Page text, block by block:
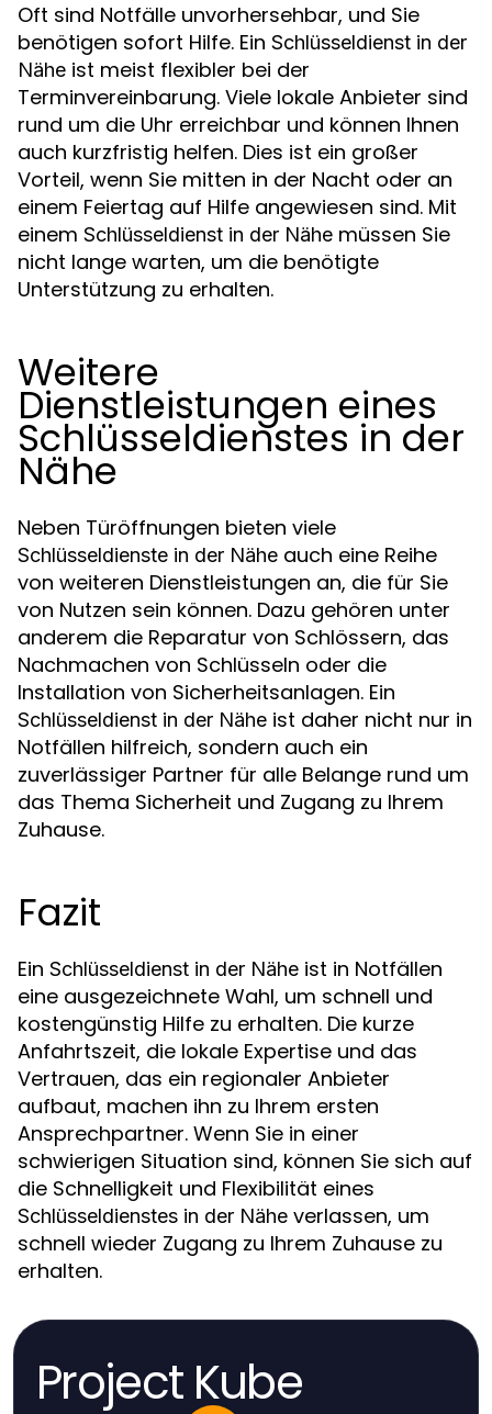
Oft sind Notfälle unvorhersehbar, und Sie
benötigen sofort Hilfe. Ein Schlüsseldienst in der
Nähe ist meist flexibler bei der
Terminvereinbarung. Viele lokale Anbieter sind
rund um die Uhr erreichbar und können Ihnen
auch kurzfristig helfen. Dies ist ein großer
Vorteil, wenn Sie mitten in der Nacht oder an
einem Feiertag auf Hilfe angewiesen sind. Mit
einem Schlüsseldienst in der Nähe müssen Sie
nicht lange warten, um die benötigte
Unterstützung zu erhalten.
Weitere
Dienstleistungen eines
Schlüsseldienstes in der
Nähe
Neben Türöffnungen bieten viele
Schlüsseldienste in der Nähe auch eine Reihe
von weiteren Dienstleistungen an, die für Sie
von Nutzen sein können. Dazu gehören unter
anderem die Reparatur von Schlössern, das
Nachmachen von Schlüsseln oder die
Installation von Sicherheitsanlagen. Ein
Schlüsseldienst in der Nähe ist daher nicht nur in
Notfällen hilfreich, sondern auch ein
zuverlässiger Partner für alle Belange rund um
das Thema Sicherheit und Zugang zu Ihrem
Zuhause.
Fazit
Ein Schlüsseldienst in der Nähe ist in Notfällen
eine ausgezeichnete Wahl, um schnell und
kostengünstig Hilfe zu erhalten. Die kurze
Anfahrtszeit, die lokale Expertise und das
Vertrauen, das ein regionaler Anbieter
aufbaut, machen ihn zu Ihrem ersten
Ansprechpartner. Wenn Sie in einer
schwierigen Situation sind, können Sie sich auf
die Schnelligkeit und Flexibilität eines
Schlüsseldienstes in der Nähe verlassen, um
schnell wieder Zugang zu Ihrem Zuhause zu
erhalten.
Project Kube